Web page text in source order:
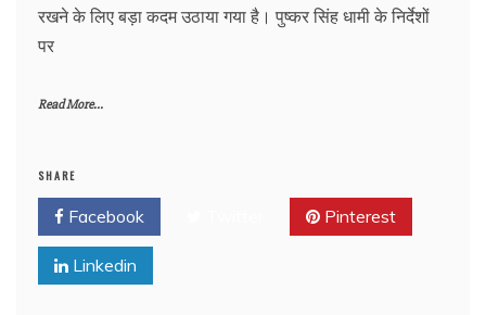
रखने के लिए बड़ा कदम उठाया गया है। पुष्कर सिंह धामी के निर्देशों
पर
Read More...
SHARE
Facebook Pinterest
Linkedin